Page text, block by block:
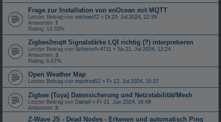
Frage zur Installation von enOcean mit MQTT
Letzter Beitrag von michael72 « Di 23. Jul 2024, 22:39
Antworten: 7
Rating: 13.33%
Zigbee2mqtt Signalstärke LQI richtig (?) interpretieren
Letzter Beitrag von Schorsch-4711 « So 21. Jul 2024, 12:24
Antworten: 2
Rating: 6.67%
Open Weather Map
Letzter Beitrag von manfred52 « Fr 12. Jul 2024, 16:37
Zigbee (Tuya) Datensicherung und Netzstabilität/Mesh
Letzter Beitrag von Dampf « Fr 21. Jun 2024, 16:48
Antworten: 5
Z-Wave JS - Dead Nodes - Erkenen und automatisch Ping